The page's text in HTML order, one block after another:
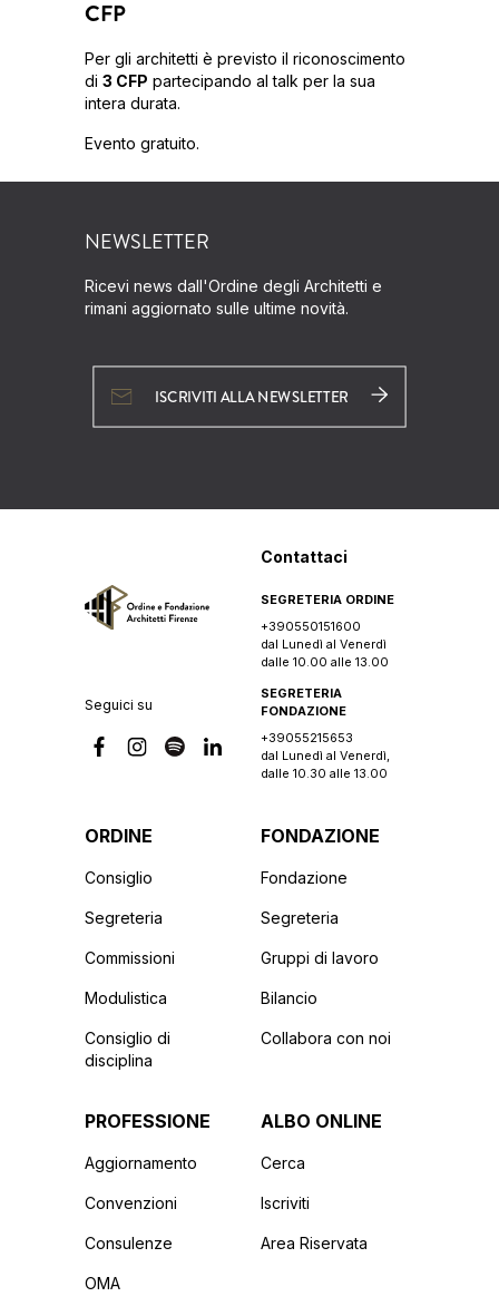
CFP
Per gli architetti è previsto il riconoscimento
di 3 CFP partecipando al talk per la sua
intera durata.
Evento gratuito.
NEWSLETTER
Ricevi news dall'Ordine degli Architetti e
rimani aggiornato sulle ultime novità.
ISCRIVITI ALLA NEWSLETTER
Seguici su
Contattaci
SEGRETERIA ORDINE
+390550151600
dal Lunedì al Venerdì
dalle 10.00 alle 13.00
SEGRETERIA
FONDAZIONE
+39055215653
dal Lunedì al Venerdì,
dalle 10.30 alle 13.00
ORDINE
Consiglio
Segreteria
Commissioni
Modulistica
Consiglio di
disciplina
FONDAZIONE
Fondazione
Segreteria
Gruppi di lavoro
Bilancio
Collabora con noi
PROFESSIONE
Aggiornamento
Convenzioni
Consulenze
OMA
ALBO ONLINE
Cerca
Iscriviti
Area Riservata